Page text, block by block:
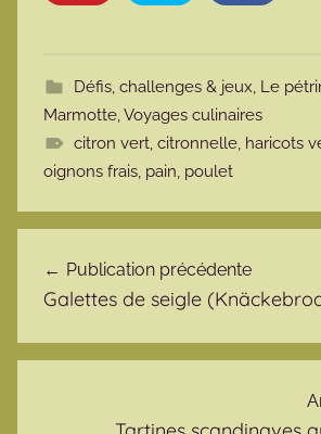
Défis, challenges & jeux, Le
Marmotte,Voyages culinaires
citron vert, citronnelle, haricots
oignons frais, pain, poulet
Publication précédente
Galettes de seigle